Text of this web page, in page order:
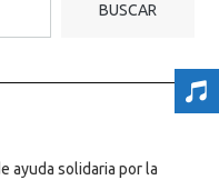
BUSCAR
ayuda solidaria por la